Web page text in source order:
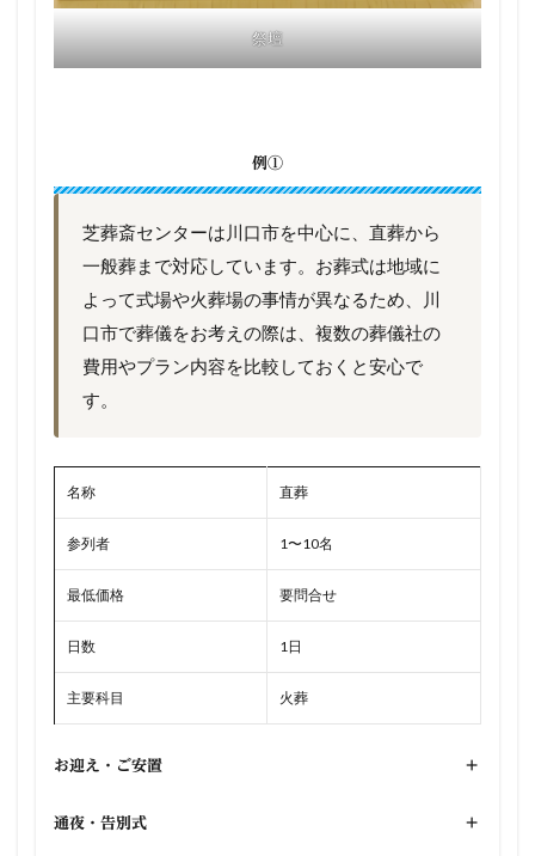
祭壇
例①
芝葬斎センターは川口市を中心に、直葬から
一般葬まで対応しています。お葬式は地域に
よって式場や火葬場の事情が異なるため、川
口市で葬儀をお考えの際は、複数の葬儀社の
費用やプラン内容を比較しておくと安心で
す。
名称 直葬
参列者 1〜10名
最低価格 要問合せ
日数 1日
主要科目 火葬
お迎え・ご安置 +
通夜・告別式 +